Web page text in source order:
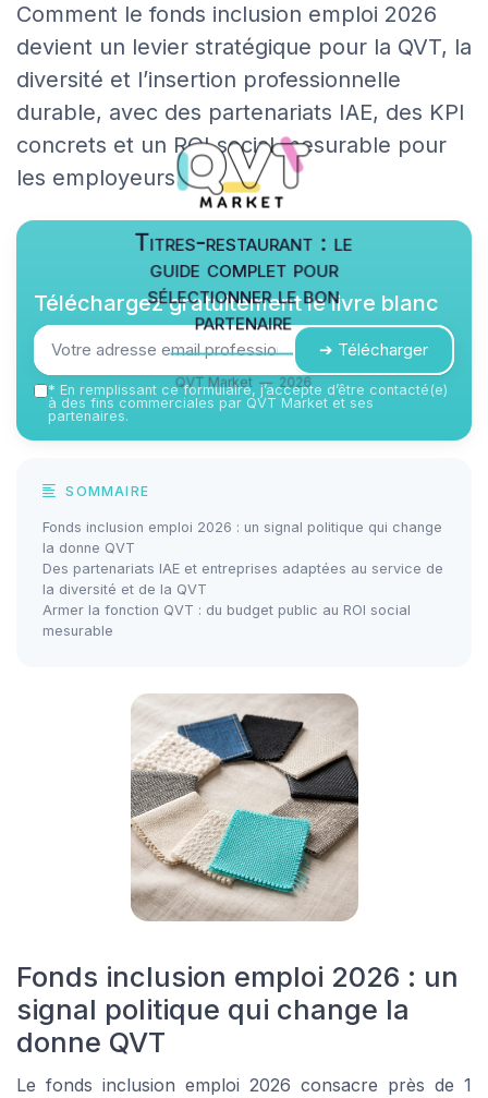
Comment le fonds inclusion emploi 2026
devient un levier stratégique pour la QVT, la
diversité et l’insertion professionnelle
durable, avec des partenariats IAE, des KPI
concrets et un ROI social mesurable pour
les employeurs.
Titres-restaurant : le
guide complet pour
sélectionner le bon
partenaire
QVT Market — 2026
Téléchargez gratuitement le livre blanc
➔ Télécharger
* En remplissant ce formulaire, j’accepte d’être contacté(e)
à des fins commerciales par QVT Market et ses
partenaires.
SOMMAIRE
Fonds inclusion emploi 2026 : un signal politique qui change
la donne QVT
Des partenariats IAE et entreprises adaptées au service de
la diversité et de la QVT
Armer la fonction QVT : du budget public au ROI social
mesurable
Fonds inclusion emploi 2026 : un
signal politique qui change la
donne QVT
Le fonds inclusion emploi 2026 consacre près de 1